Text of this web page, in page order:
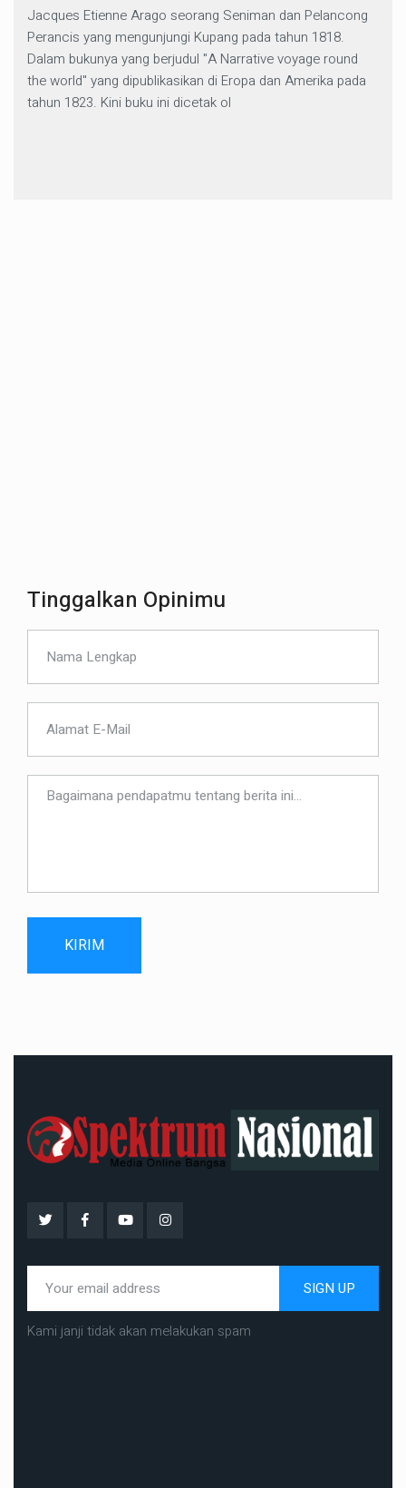
Jacques Etienne Arago seorang Seniman dan Pelancong
Perancis yang mengunjungi Kupang pada tahun 1818.
Dalam bukunya yang berjudul "A Narrative voyage round
the world" yang dipublikasikan di Eropa dan Amerika pada
tahun 1823. Kini buku ini dicetak ol
Tinggalkan Opinimu
KIRIM
SIGN UP
Kami janji tidak akan melakukan spam